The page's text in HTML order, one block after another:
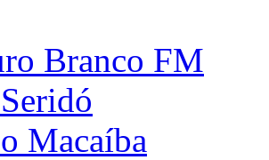
Branco FM
Macaíba